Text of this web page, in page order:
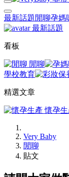
最新話題 閒聊孕媽
最新話題
看板
閒聊
學校教育
精選文章
懷孕生
Very Baby
閒聊
貼文